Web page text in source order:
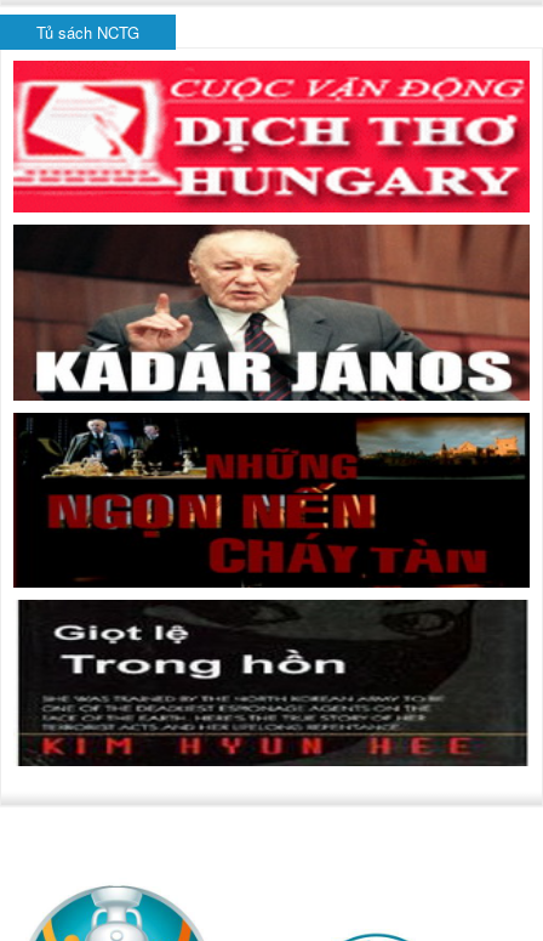
Tủ sách NCTG